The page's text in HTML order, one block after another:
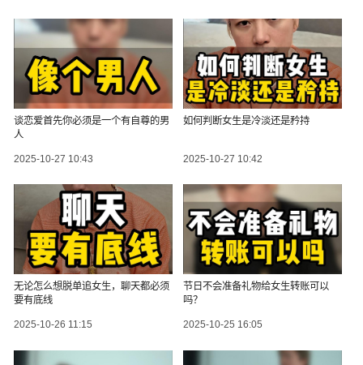
谈恋爱首先你必须是一个有自尊的男
人
2025-10-27 10:43
如何判断女生是冷淡还是矜持
2025-10-27 10:42
无论怎么想脱单追女生，聊天都必须
要有底线
2025-10-26 11:15
节日不会准备礼物给女生转账可以
吗？
2025-10-25 16:05